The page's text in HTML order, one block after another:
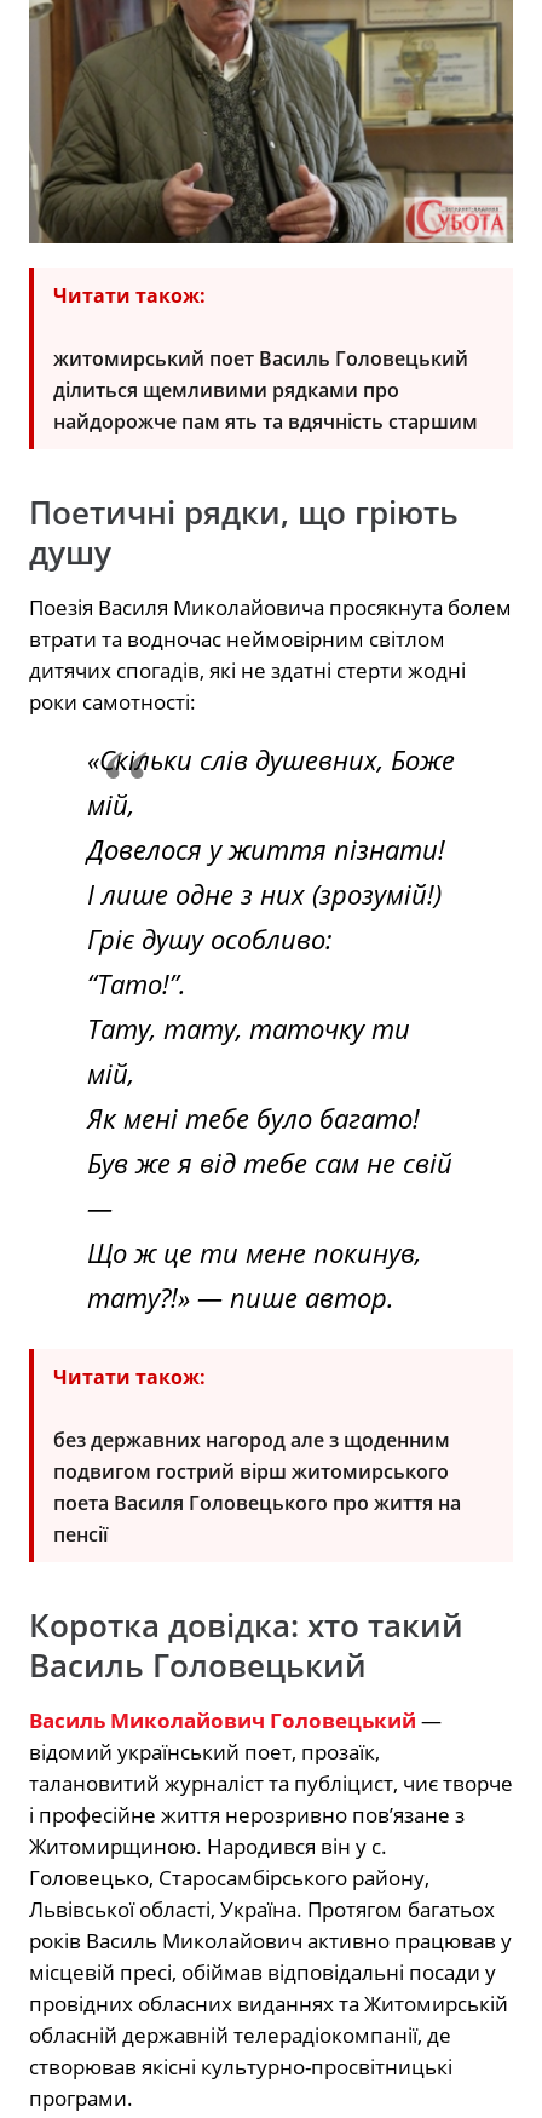
Читати також:
житомирський поет Василь Головецький
ділиться щемливими рядками про
найдорожче пам ять та вдячність старшим
Поетичні рядки, що гріють
душу
Поезія Василя Миколайовича просякнута болем
втрати та водночас неймовірним світлом
дитячих спогадів, які не здатні стерти жодні
роки самотності:
«Скільки слів душевних, Боже
мій,
Довелося у життя пізнати!
І лише одне з них (зрозумій!)
Гріє душу особливо:
“Тато!”.
Тату, тату, таточку ти
мій,
Як мені тебе було багато!
Був же я від тебе сам не свій
—
Що ж це ти мене покинув,
тату?!» — пише автор.
Читати також:
без державних нагород але з щоденним
подвигом гострий вірш житомирського
поета Василя Головецького про життя на
пенсії
Коротка довідка: хто такий
Василь Головецький
Василь Миколайович Головецький —
відомий український поет, прозаїк,
талановитий журналіст та публіцист, чиє творче
і професійне життя нерозривно пов’язане з
Житомирщиною. Народився він у с.
Головецько, Старосамбірського району,
Львівської області, Україна. Протягом багатьох
років Василь Миколайович активно працював у
місцевій пресі, обіймав відповідальні посади у
провідних обласних виданнях та Житомирській
обласній державній телерадіокомпанії, де
створював якісні культурно-просвітницькі
програми.